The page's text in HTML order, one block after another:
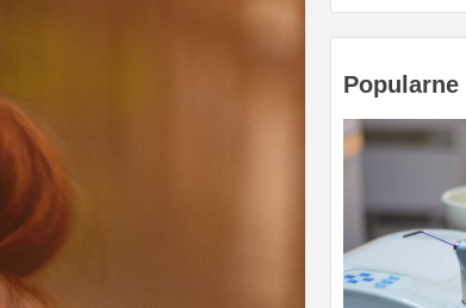
Popularne